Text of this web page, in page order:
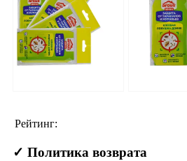
Рейтинг:
✓ Политика возврата